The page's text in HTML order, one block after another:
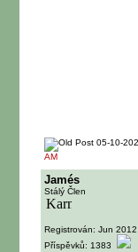
05-10-
AM
Jamés
Stálý Člen
Registrován: Jun 2012
Příspěvků: 1383